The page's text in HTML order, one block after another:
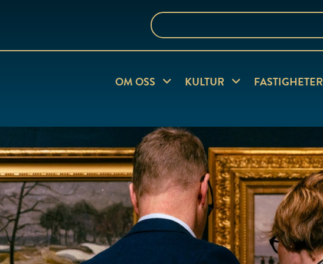
Sök
på
OM OSS Visa undersida
KULTUR Visa undersida
FASTIGHETER